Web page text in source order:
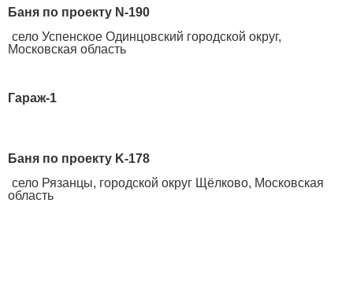
Баня по проекту N-190
село Успенское Одинцовский городской округ,
Московская область
Гараж-1
Баня по проекту K-178
село Рязанцы, городской округ Щёлково, Московская
область